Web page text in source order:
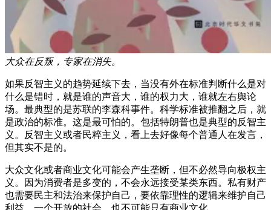
大众在反叛，专家在消失。
如果反智主义的趋势延续下去，当没有外在标准判断什么是对
什么是错时，就是谁的声音大，谁的权力大，谁就左右舆论
场。最典型的是苏联的李森科事件。科学标准被推翻之后，就
是政治的标准。这是最可怕的。包括特朗普也是典型的反智主
义。反智主义或者民粹主义，看上去好像每个普通人在发言，
但其实不是的。
大众文化或者商业文化可能会产生垄断，但不必然导向极权主
义。因为消费者是多变的，不会永远接受某类东西。私有财产
也需要民主和法治来保护自己，要依靠理性的逻辑来维护自己
利益。一个开放的社会，也不可能只有商业文化。